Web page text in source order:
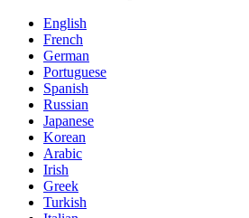
English
French
German
Portuguese
Spanish
Russian
Japanese
Korean
Arabic
Irish
Greek
Turkish